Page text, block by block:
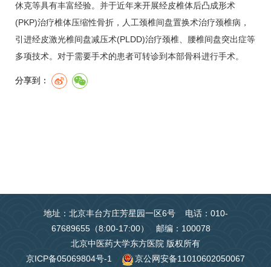
休克等具有丰富经验。并于近年来开展经皮椎体后凸成形术
(PKP)治疗椎体压缩性骨折，人工颈椎间盘置换术治疗颈椎病，
引进经皮激光椎间盘减压术(PLDD)治疗颈椎、腰椎间盘突出症等
多项技术。对于需要手术的患者可转诊到本部骨科进行手术。
分享到：
地址：北京丰台方庄芳星园一区6号 电话：010-
67689655（8:00-17:00） 邮编：100078
北京中医药大学东方医院 版权所有
京ICP备05069804号-1
京公网安备11010602050067